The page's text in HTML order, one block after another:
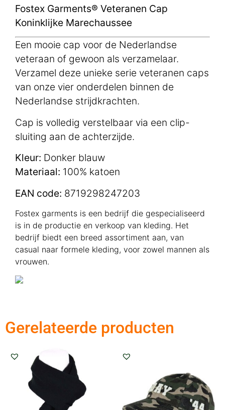
Fostex Garments® Veteranen Cap
Koninklijke Marechaussee
Een mooie cap voor de Nederlandse
veteraan of gewoon als verzamelaar.
Verzamel deze unieke serie veteranen caps
van onze vier onderdelen binnen de
Nederlandse strijdkrachten.
Cap is volledig verstelbaar via een clip-
sluiting aan de achterzijde.
Kleur: Donker blauw
Materiaal: 100% katoen
EAN code: 8719298247203
Fostex garments is een bedrijf die gespecialiseerd
is in de productie en verkoop van kleding. Het
bedrijf biedt een breed assortiment aan, van
casual naar formele kleding, voor zowel mannen als
vrouwen.
Gerelateerde producten